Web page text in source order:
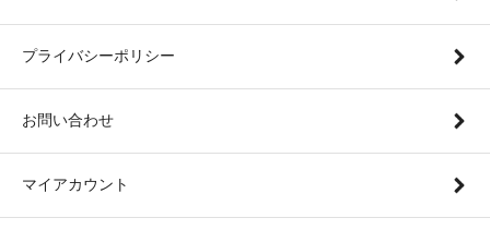
プライバシーポリシー
お問い合わせ
マイアカウント